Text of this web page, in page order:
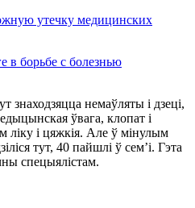
утечку медицинских
в борьбе с болезнью
знаходзяцца немаўляты і дзеці,
ўвага, клопат і
ліку і цяжкія. Але ў мінулым
тут, 40 пайшлі ў сем’і. Гэта
спецыялістам.